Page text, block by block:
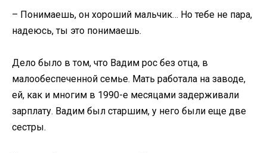
– Понимаешь, он хороший мальчик… Но тебе не пара,
надеюсь, ты это понимаешь.
Дело было в том, что Вадим рос без отца, в
малообеспеченной семье. Мать работала на заводе,
ей, как и многим в 1990-е месяцами задерживали
зарплату. Вадим был старшим, у него были еще две
сестры.